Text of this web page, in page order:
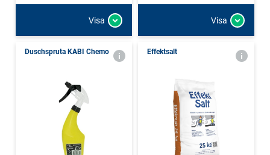
Visa Visa
Duschspruta KABI Chemo Effektsalt